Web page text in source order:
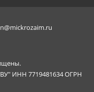
ИНН 7719481634 ОГРН